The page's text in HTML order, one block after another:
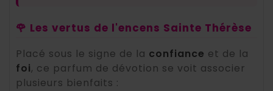
🌹 Les vertus de l'encens Sainte Thérèse
Placé sous le signe de la confiance et de la
foi, ce parfum de dévotion se voit associer
plusieurs bienfaits :